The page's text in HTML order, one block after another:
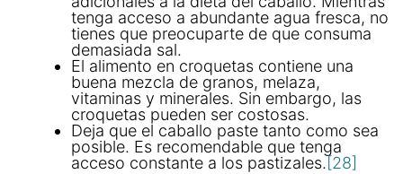
tenga acceso a abundante agua fresca, no
tienes que preocuparte de que consuma
demasiada sal.
El alimento en croquetas contiene una
buena mezcla de granos, melaza,
vitaminas y minerales. Sin embargo, las
croquetas pueden ser costosas.
Deja que el caballo paste tanto como sea
posible. Es recomendable que tenga
acceso constante a los pastizales.[28]